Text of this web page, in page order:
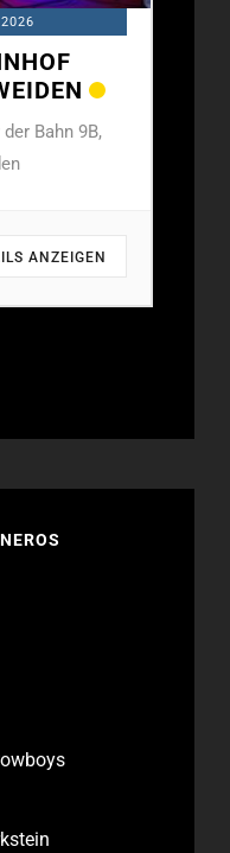
Bahn 9B,
ANZEIGEN